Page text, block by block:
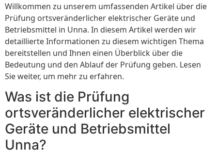
Willkommen zu unserem umfassenden Artikel über die
Prüfung ortsveränderlicher elektrischer Geräte und
Betriebsmittel in Unna. In diesem Artikel werden wir
detaillierte Informationen zu diesem wichtigen Thema
bereitstellen und Ihnen einen Überblick über die
Bedeutung und den Ablauf der Prüfung geben. Lesen
Sie weiter, um mehr zu erfahren.
Was ist die Prüfung
ortsveränderlicher elektrischer
Geräte und Betriebsmittel
Unna?